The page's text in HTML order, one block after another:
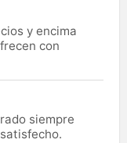
y encima
con
siempre